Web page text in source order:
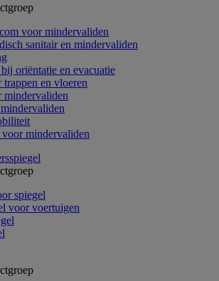
voor mindervaliden
sanitair en mindervaliden
oriëntatie en evacuatie
en vloeren
mindervaliden
spiegel
voor voertuigen